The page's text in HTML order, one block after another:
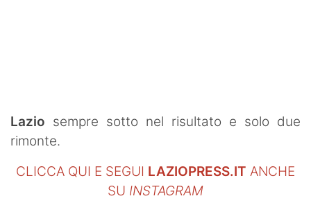
Contatti
Lazio sempre sotto nel risultato e solo due
rimonte.
CLICCA QUI E SEGUI LAZIOPRESS.IT ANCHE
SU INSTAGRAM